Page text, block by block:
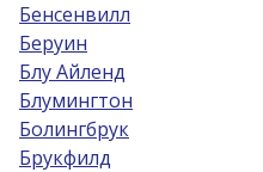
Бенсенвилл
Беруин
Блу Айленд
Блумингтон
Болингбрук
Брукфилд